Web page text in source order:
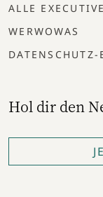
ALLE
WERWOWAS
Hol dir den